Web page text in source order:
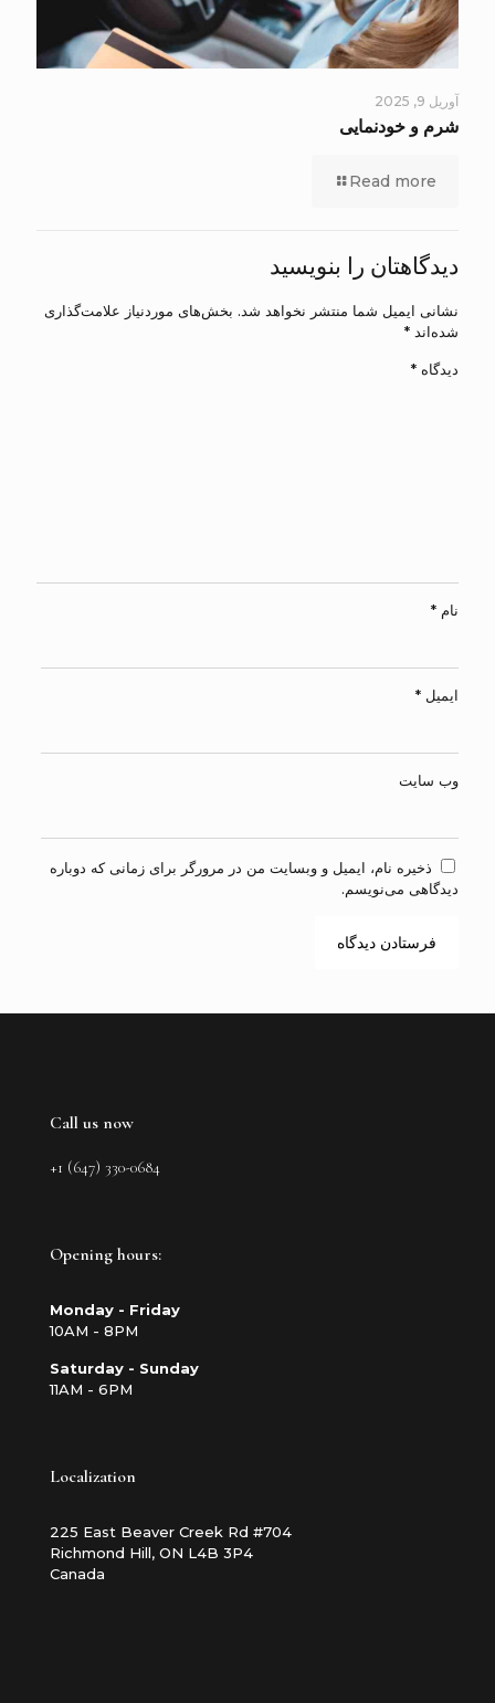
آوریل 9, 2025
شرم و خودنمایی
Read more
دیدگاهتان را بنویسید
نشانی ایمیل شما منتشر نخواهد شد. بخش‌های موردنیاز علامت‌گذاری
شده‌اند *
دیدگاه *
نام *
ایمیل *
وب‌ سایت
ذخیره نام، ایمیل و وبسایت من در مرورگر برای زمانی که دوباره
دیدگاهی می‌نویسم.
Call us now
+1 (647) 330-0684
Opening hours:
Monday - Friday
10AM - 8PM
Saturday - Sunday
11AM - 6PM
Localization
225 East Beaver Creek Rd #704
Richmond Hill, ON L4B 3P4
Canada